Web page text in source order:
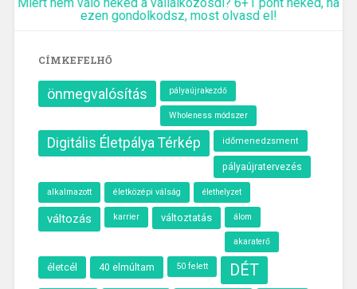
ezen gondolkodsz, most olvasd el!
CÍMKEFELHŐ
önmegvalósítás pályaújrakezdő
Wholeness módszer
Digitális Életpálya Térkép időmenedzsment
pályaújratervezés
alkalmazott életközépi válság élethelyzet
változás karrier változtatás álom
akaraterő
életcél 40 elmúltam 50 felett DÉT